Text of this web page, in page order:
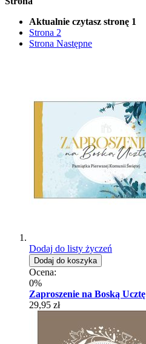
Aktualnie czytasz stronę 1
Strona 2
Strona Następne
Dodaj do listy życzeń
Dodaj do koszyka
Ocena:
0%
Zaproszenie na Boską Ucztę
29,95 zł